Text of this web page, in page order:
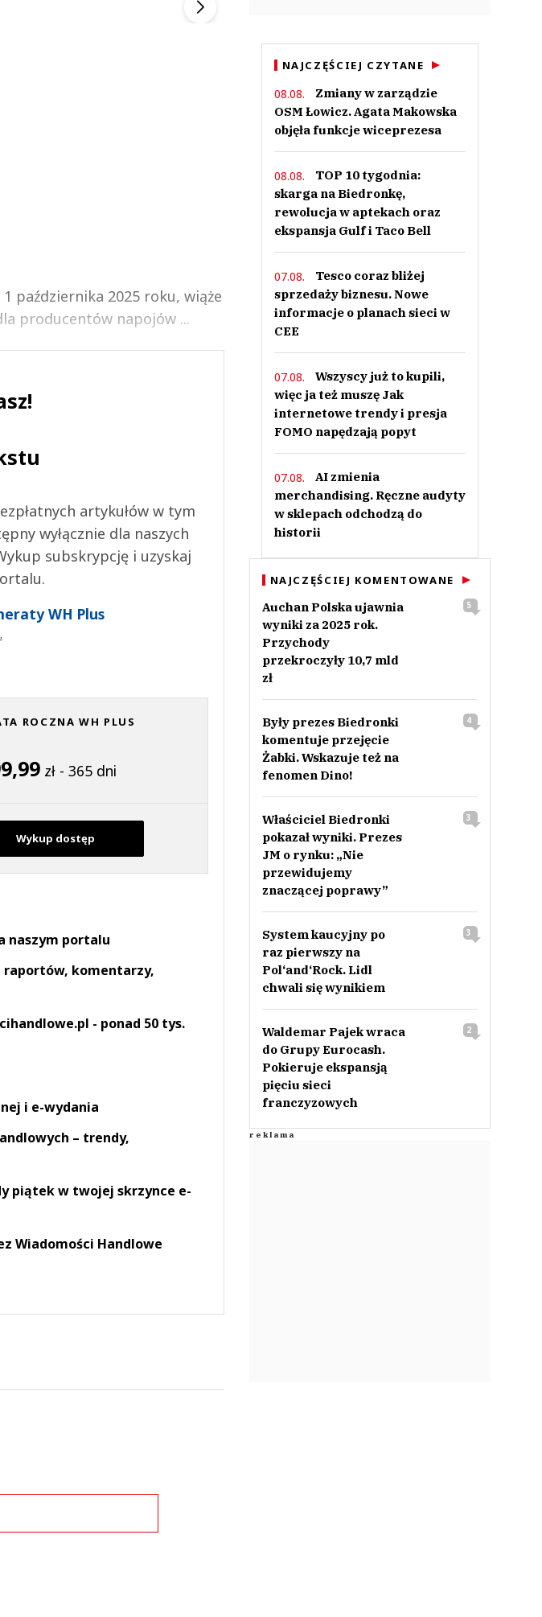
października 2025 roku, wiąże
producentów napojów ...
artykułów w tym
wyłącznie dla naszych
subskrypcję i uzyskaj
WH Plus
ROCZNA WH PLUS
zł - 365 dni
Wykup dostęp
naszym portalu
raportów, komentarzy,
- ponad 50 tys.
i e-wydania
– trendy,
piątek w twojej skrzynce e-
Wiadomości Handlowe
NAJCZĘŚCIEJ CZYTANE
08.08.
Zmiany w zarządzie
OSM Łowicz. Agata Makowska
objęła funkcje wiceprezesa
08.08.
TOP 10 tygodnia:
skarga na Biedronkę,
rewolucja w aptekach oraz
ekspansja Gulf i Taco Bell
07.08.
Tesco coraz bliżej
sprzedaży biznesu. Nowe
informacje o planach sieci w
CEE
07.08.
Wszyscy już to kupili,
więc ja też muszę Jak
internetowe trendy i presja
FOMO napędzają popyt
07.08.
AI zmienia
merchandising. Ręczne audyty
w sklepach odchodzą do
historii
NAJCZĘŚCIEJ KOMENTOWANE
Auchan Polska ujawnia
wyniki za 2025 rok.
Przychody
przekroczyły 10,7 mld
zł
5
Były prezes Biedronki
komentuje przejęcie
Żabki. Wskazuje też na
fenomen Dino!
4
Właściciel Biedronki
pokazał wyniki. Prezes
JM o rynku: „Nie
przewidujemy
znaczącej poprawy”
3
System kaucyjny po
raz pierwszy na
Pol‘and‘Rock. Lidl
chwali się wynikiem
3
Waldemar Pajek wraca
do Grupy Eurocash.
Pokieruje ekspansją
pięciu sieci
franczyzowych
2